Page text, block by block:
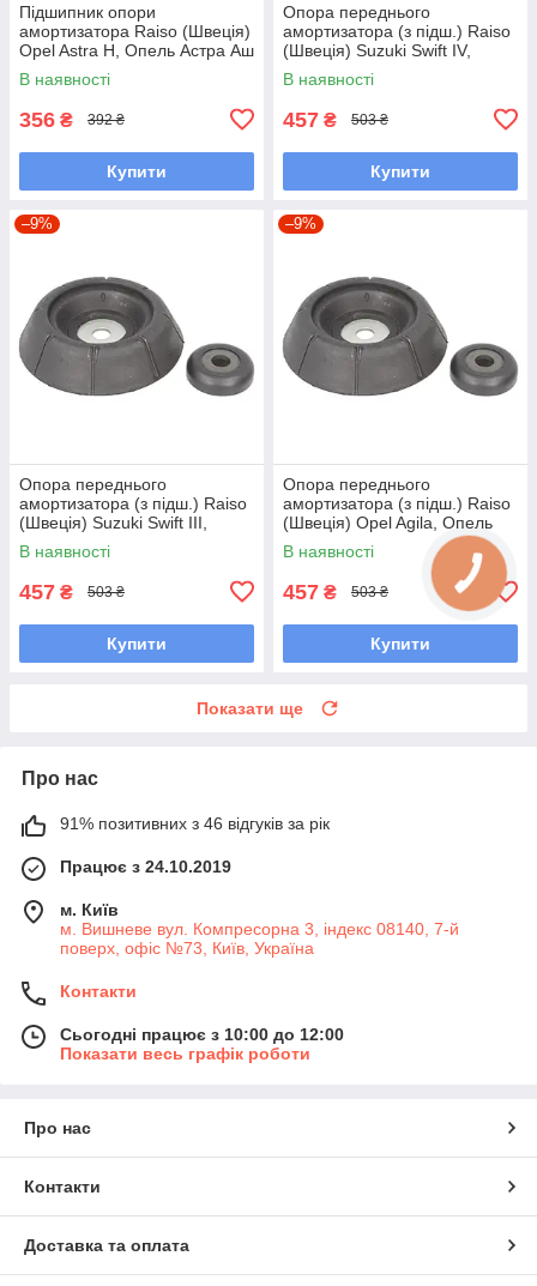
Підшипник опори
амортизатора Raiso (Швеція)
Opel Astra H, Опель Астра Аш
04- #RC01036 UALHLWZ7
В наявності
356 ₴ 392 ₴
Купити
Опора переднього
амортизатора (з підш.) Raiso
(Швеція) Suzuki Swift IV,
Сузукі Свіфт 4 #RC03703
UAZEGCZ7
В наявності
457 ₴ 503 ₴
Купити
–9%
Опора переднього
амортизатора (з підш.) Raiso
(Швеція) Suzuki Swift III,
Сузукі Свіфт 3 #RC03703
UAONQAC7
В наявності
457 ₴ 503 ₴
Купити
–9%
Опора переднього
амортизатора (з підш.) Raiso
(Швеція) Opel Agila, Опель
Агіла #RC03703 UANRGIW7
В наявності
457 ₴ 503 ₴
Купити
Показати ще
Про нас
91% позитивних з 46 відгуків за рік
Працює з 24.10.2019
м. Київ
м. Вишневе вул. Компресорна 3, індекс 08140, 7-й
поверх, офіс №73, Київ, Україна
Контакти
Сьогодні працює з 10:00 до 12:00
Показати весь графік роботи
Про нас
Контакти
Доставка та оплата